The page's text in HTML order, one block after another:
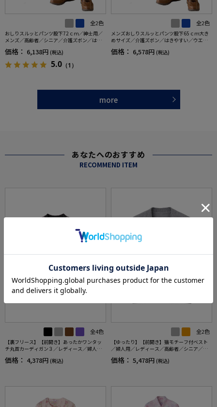
全2色
おしりスルッとパンツ股下72ｃｍ／紳士用／
メンズ／高齢者／シニア／介護ズボン／はき
やすい／ウエストゴム／敬老の日／ギフト／
プレゼント【CF】
価格： 6,138円 (税込)
5.0 （1）
全2色
メンズおしりスルッとパンツ股下65ｃｍ大き
めサイズ／介護ズボン／はきやすい／ウエス
トゴム／敬老の日／ギフト／プレゼント【C
F】
価格： 6,578円 (税込)
more
あなたへのおすすめ
RECOMMEND ITEM
全4色
【裏フリース】【前開き】あったかワンタッ
チ丸首カーディガン３／レディース／婦人用
／高齢者／シニア／おしゃれ／名前記入欄付
き／ゆったり／ギフト／プレゼント【CF】
価格： 4,378円 (税込)
全2色
【ゆったり】【前開き】猫モチーフ付ベスト
／婦人用／レディース／高齢者／シニア／猫
柄／カジュアル／プレゼント／ギフト【CF】
価格： 5,478円 (税込)